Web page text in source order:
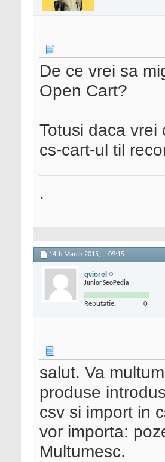
De ce vrei sa
Open Cart?
Totusi daca vrei
cs-cart-ul til
.
14th March 2015, 09:15
qviorel
Junior SeoPedia
Reputatie: 0
salut. Va
produse
csv si import in
vor importa:
Multumesc.